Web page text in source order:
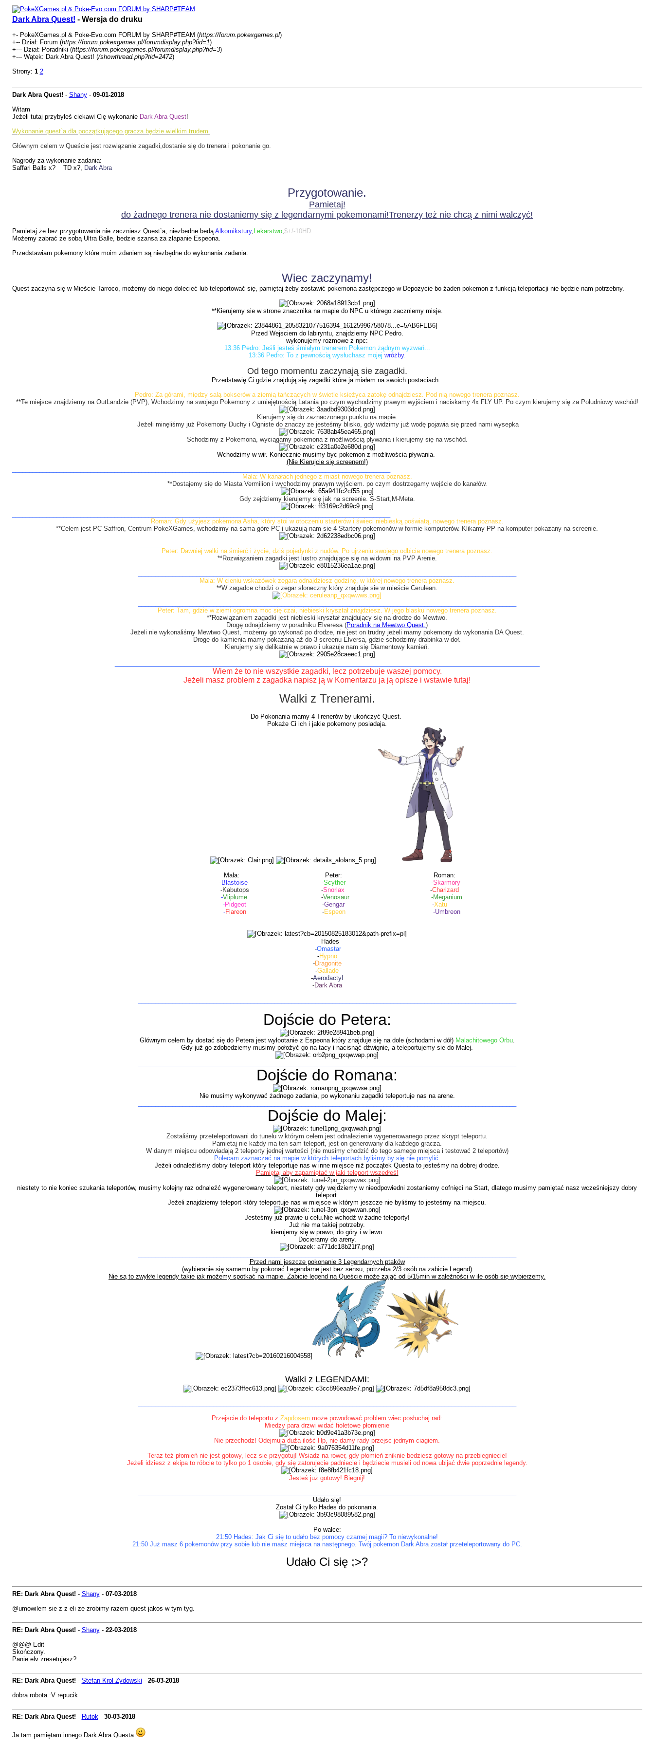
Dark Abra Quest! - Wersja do druku
+- PokeXGames.pl & Poke-Evo.com FORUM by SHARP#TEAM (https://forum.pokexgames.pl)
+-- Dział: Forum (https://forum.pokexgames.pl/forumdisplay.php?fid=1)
+--- Dział: Poradniki (https://forum.pokexgames.pl/forumdisplay.php?fid=3)
+--- Wątek: Dark Abra Quest! (/showthread.php?tid=2472)
Strony: 1 2
Dark Abra Quest! - Shany- 09-01-2018
Witam
Jeżeli tutaj przybyłeś ciekawi Cię wykonanie Dark Abra Quest!
Wykonanie quest`a dla początkującego gracza będzie wielkim trudem.
Głównym celem w Queście jest rozwiązanie zagadki,dostanie się do trenera i pokonanie go.
Nagrody za wykonanie zadania:
Saffari Balls x? TD x?, Dark Abra
Przygotowanie.
Pamietaj!
do żadnego trenera nie dostaniemy się z legendarnymi pokemonami!Trenerzy też nie chcą z nimi walczyć!
Pamietaj że bez przygotowania nie zaczniesz Quest`a, niezbedne bedąAlkomikstury, Lekarstwo,$+/-10HD.
Możemy zabrać ze sobą Ultra Balle, bedzie szansa za złapanie Espeona.
Przedstawiam pokemony które moim zdaniem są niezbędne do wykonania zadania:
Wiec zaczynamy!
Quest zaczyna się w Mieście Tarroco, możemy do niego dolecieć lub teleportować się, pamiętaj żeby zostawić pokemona zastępczego w Depozycie bo żaden pokemon z funkcją teleportacji nie będzie nam potrzebny.
**Kierujemy sie w strone znacznika na mapie do NPC u którego zaczniemy misje.
Przed Wejsciem do labiryntu, znajdziemy NPC Pedro.
wykonujemy rozmowe z npc:
13:36 Pedro: Jeśli jesteś śmiałym trenerem Pokemon żądnym wyzwań...
13:36 Pedro: To z pewnością wysłuchasz mojej wróżby.
Od tego momentu zaczynają sie zagadki.
Przedstawię Ci gdzie znajdują się zagadki które ja miałem na swoich postaciach.
Pedro: Za górami, między salą bokserów a ziemią tańczących w świetle księżyca zatokę odnajdziesz. Pod nią nowego trenera poznasz.
**Te miejsce znajdziemy na OutLandzie (PVP), Wchodzimy na swojego Pokemony z umiejętnością Latania po czym wychodzimy prawym wyjściem i naciskamy 4x FLY UP. Po czym kierujemy się za Południowy wschód!
Kierujemy się do zaznaczonego punktu na mapie.
Jeżeli minęliśmy już Pokemony Duchy i Ogniste do znaczy ze jesteśmy blisko, gdy widzimy już wodę pojawia się przed nami wysepka
Schodzimy z Pokemona, wyciągamy pokemona z możliwością pływania i kierujemy się na wschód.
Wchodzimy w wir. Koniecznie musimy byc pokemon z możliwościa pływania.
(Nie Kierujcie się screenem!)
Mala: W kanałach jednego z miast nowego trenera poznasz.
**Dostajemy się do Miasta Vermilion i wychodzimy prawym wyjściem. po czym dostrzegamy wejście do kanałów.
Gdy zejdziemy kierujemy się jak na screenie. S-Start,M-Meta.
Roman: Gdy użyjesz pokemona Asha, który stoi w otoczeniu starterów i świeci niebieską poświatą, nowego trenera poznasz.
**Celem jest PC Saffron, Centrum PokeXGames, wchodzimy na sama góre PC i ukazują nam sie 4 Startery pokemonów w formie komputerów. Klikamy PP na komputer pokazany na screenie.
Peter: Dawniej walki na śmierć i życie, dziś pojedynki z nudów. Po ujrzeniu swojego odbicia nowego trenera poznasz.
**Rozwiązaniem zagadki jest lustro znajdujące się na widowni na PVP Arenie.
Mala: W cieniu wskazówek zegara odnajdziesz godzinę, w której nowego trenera poznasz.
**W zagadce chodzi o zegar słoneczny który znajduje sie w mieście Cerulean.
Peter: Tam, gdzie w ziemi ogromna moc się czai, niebieski kryształ znajdziesz. W jego blasku nowego trenera poznasz.
**Rozwiązaniem zagadki jest niebieski kryształ znajdujący się na drodze do Mewtwo.
Drogę odnajdziemy w poradniku Elveresa (Poradnik na Mewtwo Quest.)
Jeżeli nie wykonaliśmy Mewtwo Quest, możemy go wykonać po drodze, nie jest on trudny jeżeli mamy pokemony do wykonania DA Quest.
Drogę do kamienia mamy pokazaną aż do 3 screenu Elversa, gdzie schodzimy drabinka w doł.
Kierujemy się delikatnie w prawo i ukazuje nam się Diamentowy kamień.
Wiem że to nie wszystkie zagadki, lecz potrzebuje waszej pomocy.
Jeżeli masz problem z zagadka napisz ją w Komentarzu ja ją opisze i wstawie tutaj!
Walki z Trenerami.
Do Pokonania mamy 4 Trenerów by ukończyć Quest.
Pokaże Ci ich i jakie pokemony posiadaja.
Mala: Peter: Roman:
-Blastoise -Scyther -Skarmory
-Kabutops -Snorlax -Charizard
-Vliplume -Venosaur -Meganium
-Pidgeot -Gengar -Xatu
-Flareon -Espeon-Umbreon
Hades
-Omastar
-Hypno
-Dragonite
-Gallade
-Aerodactyl
-Dark Abra
Dojście do Petera:
Glównym celem by dostać się do Petera jest wylootanie z Espeona który znajduje się na dole (schodami w dół) Malachitowego Orbu.
Gdy już go zdobędziemy musimy położyć go na tacy i nacisnąć dźwignie, a teleportujemy sie do Malej.
Dojście do Romana:
Nie musimy wykonywać żadnego zadania, po wykonaniu zagadki teleportuje nas na arene.
Dojście do Malej:
Zostaliśmy przeteleportowani do tunelu w którym celem jest odnalezienie wygenerowanego przez skrypt teleportu.
Pamietaj nie każdy ma ten sam teleport, jest on generowany dla każdego gracza.
W danym miejscu odpowiadają 2 teleporty jednej wartości (nie musimy chodzić do tego samego miejsca i testować 2 teleportów)
Polecam zaznaczać na mapie w których teleportach byliśmy by się nie pomylić.
Jeżeli odnaleźliśmy dobry teleport który teleportuje nas w inne miejsce niż początek Questa to jesteśmy na dobrej drodze.
Pamiętaj aby zapamiętać w jaki teleport wszedłeś!
niestety to nie koniec szukania teleportów, musimy kolejny raz odnaleźć wygenerowany teleport, niestety gdy wejdziemy w nieodpowiedni zostaniemy cofnięci na Start, dlatego musimy pamiętać nasz wcześniejszy dobry
teleport.
Jeżeli znajdziemy teleport który teleportuje nas w miejsce w którym jeszcze nie byliśmy to jesteśmy na miejscu.
Jesteśmy już prawie u celu.Nie wchodź w żadne teleporty!
Już nie ma takiej potrzeby.
kierujemy się w prawo, do góry i w lewo.
Docieramy do areny.
Przed nami jeszcze pokonanie 3 Legendarnych ptaków
(wybieranie się samemu by pokonać Legendarne jest bez sensu, potrzeba 2/3 osób na zabicie Legend)
Nie są to zwykłe legendy takie jak możemy spotkać na mapie. Zabicie legend na Queście może zająć od 5/15min w zależności w ile osób się wybierzemy.
Walki z LEGENDAMI:
Przejscie do teleportu z Zapdosem może powodować problem wiec posłuchaj rad:
Miedzy para drzwi widać fioletowe płomienie
Nie przechodz! Odejmuja duża ilość Hp, nie damy rady przejsc jednym ciagiem.
Teraz też płomień nie jest gotowy, lecz sie przygotuj! Wsiadz na rower, gdy płomień zniknie bedziesz gotowy na przebiegniecie!
Jeżeli idziesz z ekipa to róbcie to tylko po 1 osobie, gdy się zatorujecie padniecie i będziecie musieli od nowa ubijać dwie poprzednie legendy.
Jesteś już gotowy! Biegnij!
Udało się!
Został Ci tylko Hades do pokonania.
Po walce:
21:50 Hades: Jak Ci się to udało bez pomocy czarnej magii? To niewykonalne!
21:50 Już masz 6 pokemonów przy sobie lub nie masz miejsca na następnego. Twój pokemon Dark Abra został przeteleportowany do PC.
Udało Ci się ;>?
RE: Dark Abra Quest! - Shany- 07-03-2018
@umowilem sie z z eli ze zrobimy razem quest jakos w tym tyg.
RE: Dark Abra Quest! - Shany- 22-03-2018
@@@ Edit
Skończony.
Panie elv zresetujesz?
RE: Dark Abra Quest! - Stefan Krol Zydowski - 26-03-2018
dobra robota :V repucik
RE: Dark Abra Quest! - Rutok - 30-03-2018
Ja tam pamiętam innego Dark Abra Questa